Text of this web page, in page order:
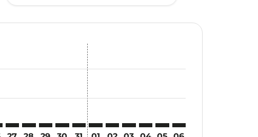
disclaimer. ค้นหาข้อเสนอ
disclaimer. ค้นหาข้อเสนอ
offers-disclaimer. ค้นหาข้อเสนอ
view-offers-disclaimer. ค้นหาข้อเสนอ
cmp-view-offers-disclaimer. ค้นหาข้อเสนอ
cmp-view-offers-disclaimer. ค้นหาข้อเสนอ
LBJ–KCH: cmp-view-offers-disclaimer. ค้นหาข้อเสนอ
LBJ–KCH: cmp-view-offers-disclaimer. ค้นหาข้อเสนอ
LBJ–KCH: cmp-view-offers-disclaimer. ค้นหาข้อเสนอ
LBJ–KCH: cmp-view-offers-disclaimer. ค้นหาข้อเสนอ
LBJ–KCH: cmp-view-offers-disclaimer. ค้นหาข้อเ